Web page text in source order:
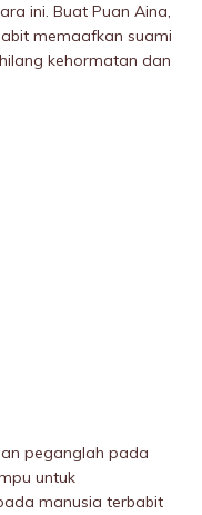
ini. Buat Puan Aina,
memaafkan suami
kehormatan dan
peganglah pada
untuk
manusia terbabit